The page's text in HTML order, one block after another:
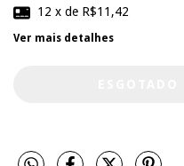
12 x de R$11,42
Ver mais detalhes